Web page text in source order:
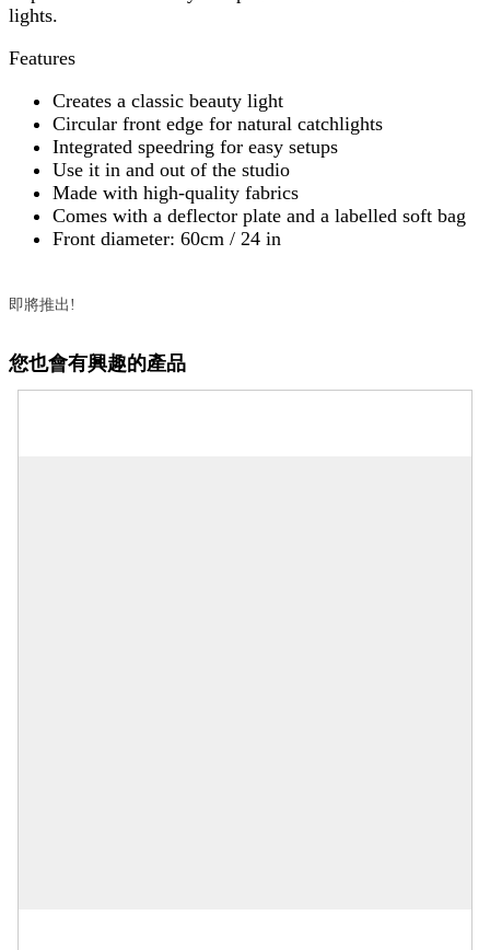
lights.
Features
Creates a classic beauty light
Circular front edge for natural catchlights
Integrated speedring for easy setups
Use it in and out of the studio
Made with high-quality fabrics
Comes with a deflector plate and a labelled soft bag
Front diameter: 60cm / 24 in
即將推出!
您也會有興趣的產品